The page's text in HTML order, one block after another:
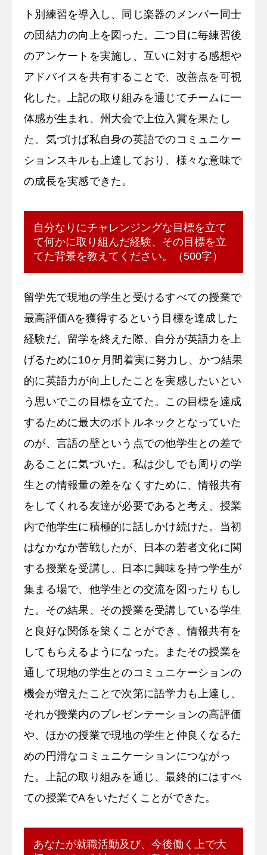
ト別練習を導入し、同じ楽器のメンバー同士
の団結力の向上を図った。二つ目に毎練習後
のアンケートを実施し、互いに対する感想や
アドバイスを共有することで、改善点を可視
化した。上記の取り組みを通じてチームに一
体感が生まれ、州大会で上位入賞を果たし
た。気づけば私自身の英語でのコミュニケー
ションスキルも上達しており、様々な意味で
の成長を実感できた。
自分なりにチャレンジングな目標を立て
て何かに取り組んだ経験、その目標を立
てた背景を教えてください。（500字）
留学先で現地の学生と受けるすべての授業で
最高評価Aを獲得するという目標を達成した
経験だ。留学を終えた際、自分が英語力を上
げるために10ヶ月間着実に努力し、かつ結果
的に英語力が向上したことを実感したいとい
う思いでこの目標を立てた。この目標を達成
するために最大のボトルネックとなっていた
のが、言語の壁という点での他学生との差で
あることに気づいた。私は少しでも周りの学
生との情報量の差をなくすために、情報共有
をしてくれる友達が必要であると考え、授業
内で他学生に積極的に話しかけ続けた。当初
はなかなか苦戦したが、日本の若者文化に関
する授業を受講し、日本に興味を持つ学生が
集まる場で、他学生との交流を図ったりもし
た。その結果、その授業を受講している学生
と良好な関係を築くことができ、情報共有を
してもらえるようになった。またその授業を
通して現地の学生とのコミュニケーションの
機会が増えたことで次第に語学力も上達し、
それが授業内のプレゼンテーションの高評価
や、ほかの授業で現地の学生と仲良くなるた
めの円滑なコミュニケーションにつながっ
た。上記の取り組みを通じ、最終的にはすべ
ての授業でAをいただくことができた。
あなたが就職活動及び、今後働く上で大